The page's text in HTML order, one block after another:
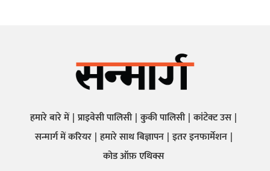
हमारे बारे में प्राइवेसी पालिसी कुकी पालिसी कांटेक्ट उस
सन्मार्ग में करियर हमारे साथ बिज्ञापन इतर इनफार्मेशन
कोड ऑफ़ एथिक्स